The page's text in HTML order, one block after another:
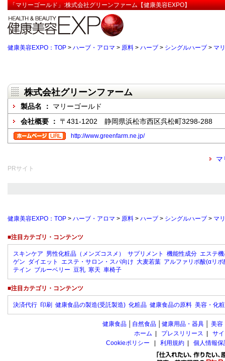
「マリーゴールド」:株式会社グリーンファーム【健康美容EXPO】
健康美容EXPO：TOP > ハーブ・アロマ > 原料 > ハーブ > シングルハーブ > マ
株式会社グリーンファーム
製品名 ： マリーゴールド
会社概要 ： 〒431-1202 静岡県浜松市西区呉松町3298-288
http://www.greenfarm.ne.jp/
マ
PRサイト
健康美容EXPO：TOP > ハーブ・アロマ > 原料 > ハーブ > シングルハーブ > マ
■注目カテゴリ・コンテンツ
スキンケア 男性化粧品（メンズコスメ） サプリメント 機能性成分 エステ
ゲン ダイエット エステ・サロン・スパ向け 大麦若葉 アルファリポ酸(αリポ
テイン ブルーベリー 豆乳 寒天 車椅子
■注目カテゴリ・コンテンツ
決済代行 印刷 健康食品の製造(受託製造) 化粧品 健康食品の原料 美容・化
健康食品 自然食品 健康用品・器具 美容
ホーム
プレスリリース
サ
Cookieポリシー
利用規約 個人情報